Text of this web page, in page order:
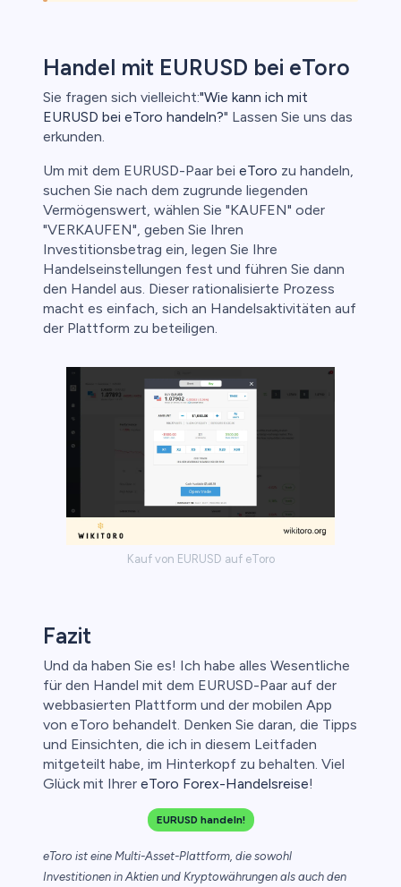
Handel mit EURUSD bei eToro
Sie fragen sich vielleicht:"Wie kann ich mit
EURUSD bei eToro handeln?" Lassen Sie uns das
erkunden.
Um mit dem EURUSD-Paar bei eToro zu handeln,
suchen Sie nach dem zugrunde liegenden
Vermögenswert, wählen Sie "KAUFEN" oder
"VERKAUFEN", geben Sie Ihren
Investitionsbetrag ein, legen Sie Ihre
Handelseinstellungen fest und führen Sie dann
den Handel aus. Dieser rationalisierte Prozess
macht es einfach, sich an Handelsaktivitäten auf
der Plattform zu beteiligen.
Kauf von EURUSD auf eToro
Fazit
Und da haben Sie es! Ich habe alles Wesentliche
für den Handel mit dem EURUSD-Paar auf der
webbasierten Plattform und der mobilen App
von eToro behandelt. Denken Sie daran, die Tipps
und Einsichten, die ich in diesem Leitfaden
mitgeteilt habe, im Hinterkopf zu behalten. Viel
Glück mit Ihrer eToro Forex-Handelsreise!
EURUSD handeln!
eToro ist eine Multi-Asset-Plattform, die sowohl
Investitionen in Aktien und Kryptowährungen als auch den